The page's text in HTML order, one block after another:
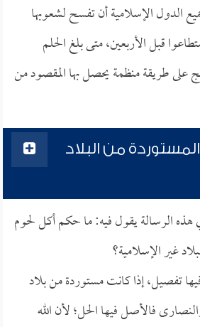
الدول الإسلامية أن تفسح لشعوبها
قبل الأربعين، متى بلغ الحلم
على طريقة منظمة يحصل بها المقصود من
من البلاد
الرسالة يقول فيه: ما حكم أكل لحوم
غير الإسلامية؟
تفصيل، إذا كانت مستوردة من بلاد
فالأصل فيها الحل؛ لأن الله